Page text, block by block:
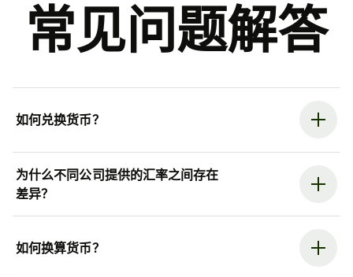
常见问题解答
如何兑换货币？
为什么不同公司提供的汇率之间存在
差异？
如何换算货币？